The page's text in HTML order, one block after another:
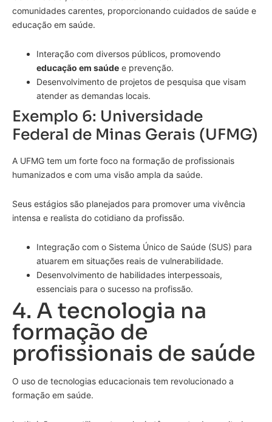
comunidades carentes, proporcionando cuidados de saúde e
educação em saúde.
Interação com diversos públicos, promovendo
educação em saúde e prevenção.
Desenvolvimento de projetos de pesquisa que visam
atender as demandas locais.
Exemplo 6: Universidade
Federal de Minas Gerais (UFMG)
A UFMG tem um forte foco na formação de profissionais
humanizados e com uma visão ampla da saúde.
Seus estágios são planejados para promover uma vivência
intensa e realista do cotidiano da profissão.
Integração com o Sistema Único de Saúde (SUS) para
atuarem em situações reais de vulnerabilidade.
Desenvolvimento de habilidades interpessoais,
essenciais para o sucesso na profissão.
4. A tecnologia na
formação de
profissionais de saúde
O uso de tecnologias educacionais tem revolucionado a
formação em saúde.